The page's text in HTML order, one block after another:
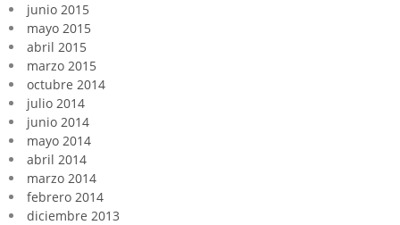
junio 2015
mayo 2015
abril 2015
marzo 2015
octubre 2014
julio 2014
junio 2014
mayo 2014
abril 2014
marzo 2014
febrero 2014
diciembre 2013